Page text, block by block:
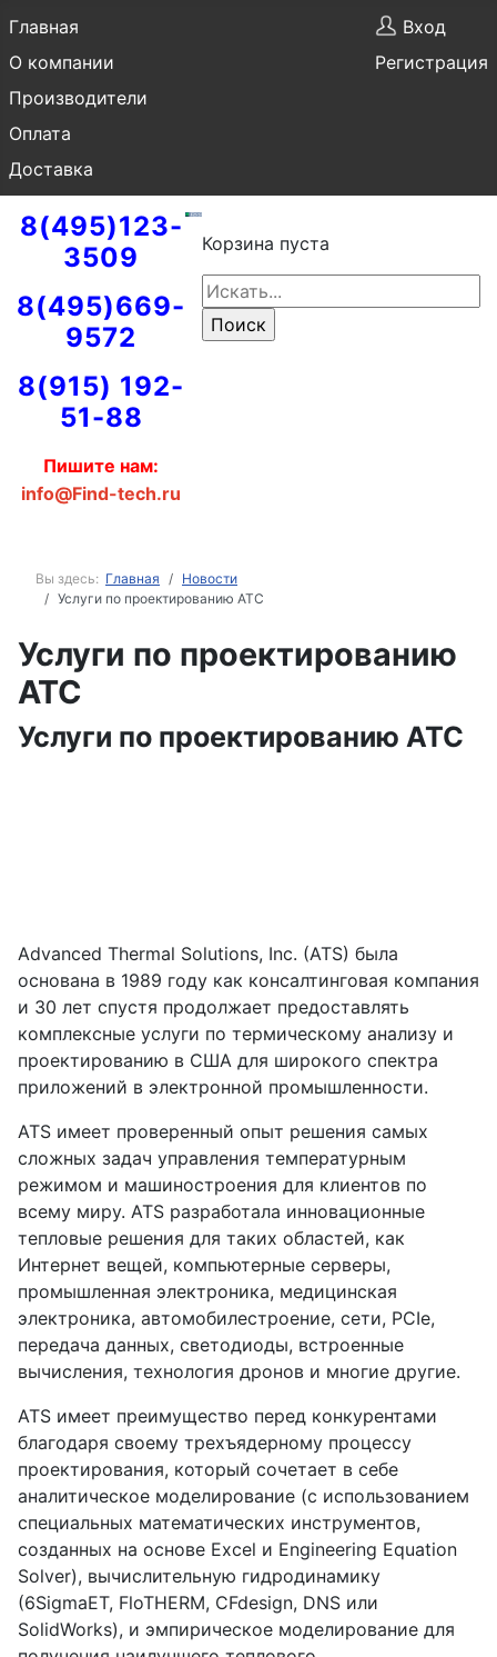
Главная
О компании
Производители
Оплата
Доставка
Вход
Регистрация
8(495)123-
3509
8(495)669-
9572
8(915) 192-
51-88
Пишите нам:
info@Find-tech.ru
Корзина пуста
Вы здесь: Главная
Новости
Услуги по проектированию АТС
Услуги по проектированию
АТС
Услуги по проектированию АТС
Advanced Thermal Solutions, Inc. (ATS) была
основана в 1989 году как консалтинговая компания
и 30 лет спустя продолжает предоставлять
комплексные услуги по термическому анализу и
проектированию в США для широкого спектра
приложений в электронной промышленности.
ATS имеет проверенный опыт решения самых
сложных задач управления температурным
режимом и машиностроения для клиентов по
всему миру. ATS разработала инновационные
тепловые решения для таких областей, как
Интернет вещей, компьютерные серверы,
промышленная электроника, медицинская
электроника, автомобилестроение, сети, PCIe,
передача данных, светодиоды, встроенные
вычисления, технология дронов и многие другие.
ATS имеет преимущество перед конкурентами
благодаря своему трехъядерному процессу
проектирования, который сочетает в себе
аналитическое моделирование (с использованием
специальных математических инструментов,
созданных на основе Excel и Engineering Equation
Solver), вычислительную гидродинамику
(6SigmaET, FloTHERM, CFdesign, DNS или
SolidWorks), и эмпирическое моделирование для